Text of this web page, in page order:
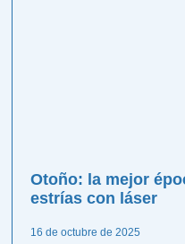
Otoño: la mejor
estrías con láser
16 de octubre de 2025